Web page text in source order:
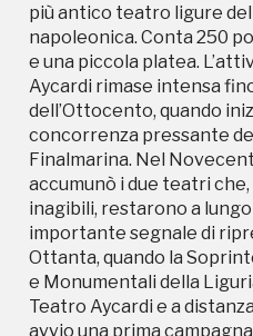
più antico teatro ligure
napoleonica. Conta 250
e una piccola platea.
Aycardi rimase intensa
dell’Ottocento, quando
concorrenza pressante
Finalmarina. Nel
accumunò i due teatri
inagibili, restarono a
importante segnale di
Ottanta, quando la
e Monumentali della
Teatro Aycardi e a
avvio una prima
I Luoghi
Storico
Giornate FAI di Primavera